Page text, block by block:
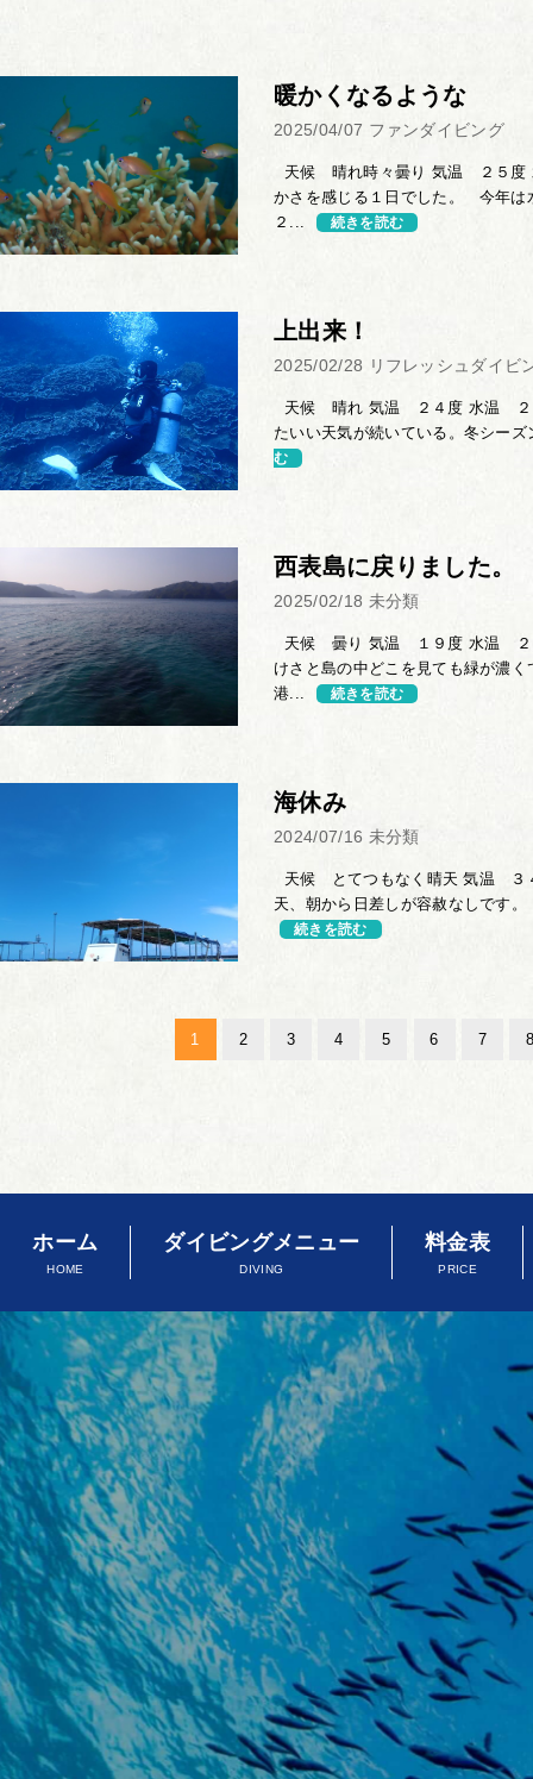
暖かくなるような
2025/04/07 ファンダイビング
天候 晴れ時々曇り 気温 ２５
かさを感じる１日でした。 今年は
２...
続きを読む
上出来！
2025/02/28 リフレッシュダイビ
天候 晴れ 気温 ２４度 水温 ２
たいい天気が続いている。冬シー
む
西表島に戻りました。
2025/02/18 未分類
天候 曇り 気温 １９度 水温 ２
けさと島の中どこを見ても緑が濃
港...
続きを読む
海休み
2024/07/16 未分類
天候 とてつもなく晴天 気温
天、朝から日差しが容赦なしです
続きを読む
1 2 3 4 5 6 7
ホーム
HOME
ダイビングメニュー
DIVING
料金表
PRICE